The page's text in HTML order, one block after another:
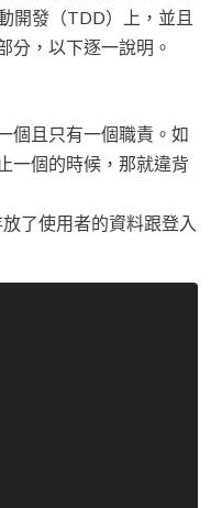
開發（TDD）上，並且
分，以下逐一說明。
個且只有一個職責。如
一個的時候，那就違背
了使用者的資料跟登入